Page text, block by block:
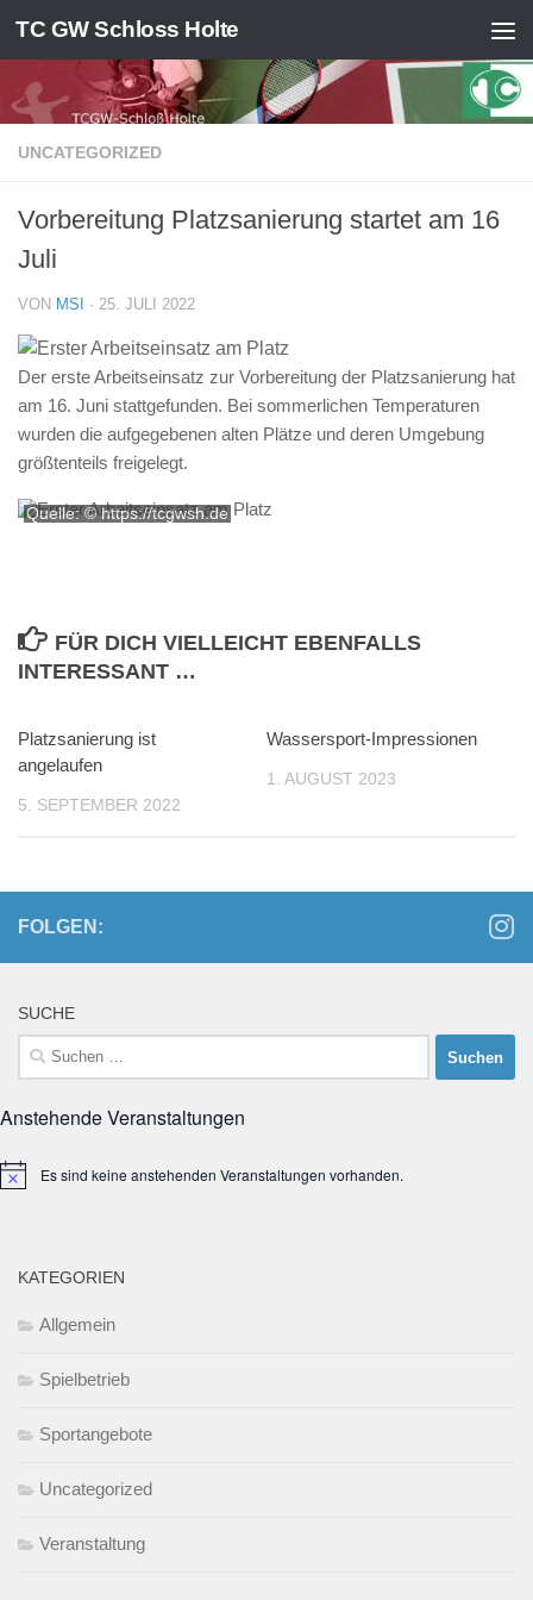
Zum Inhalt springen
TC GW Schloss Holte
UNCATEGORIZED
Vorbereitung Platzsanierung startet am 16
Juli
VON MSI · 25. JULI 2022
Der erste Arbeitseinsatz zur Vorbereitung der Platzsanierung hat
am 16. Juni stattgefunden. Bei sommerlichen Temperaturen
wurden die aufgegebenen alten Plätze und deren Umgebung
größtenteils freigelegt.
Quelle: © https://tcgwsh.de
FÜR DICH VIELLEICHT EBENFALLS
INTERESSANT …
Platzsanierung ist
angelaufen
5. SEPTEMBER 2022
Wassersport-Impressionen
1. AUGUST 2023
FOLGEN:
SUCHE
Suchen
nach:
Anstehende Veranstaltungen
HinweisEs sind keine anstehenden Veranstaltungen vorhanden.
KATEGORIEN
Allgemein
Spielbetrieb
Sportangebote
Uncategorized
Veranstaltung